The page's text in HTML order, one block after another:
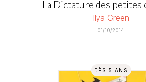
La Dictature des petites
Ilya Green
01/10/2014
DÈS 5 ANS